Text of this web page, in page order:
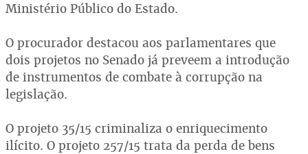
Ministério Público do Estado.
O procurador destacou aos parlamentares que
dois projetos no Senado já preveem a introdução
de instrumentos de combate à corrupção na
legislação.
O projeto 35/15 criminaliza o enriquecimento
ilícito. O projeto 257/15 trata da perda de bens